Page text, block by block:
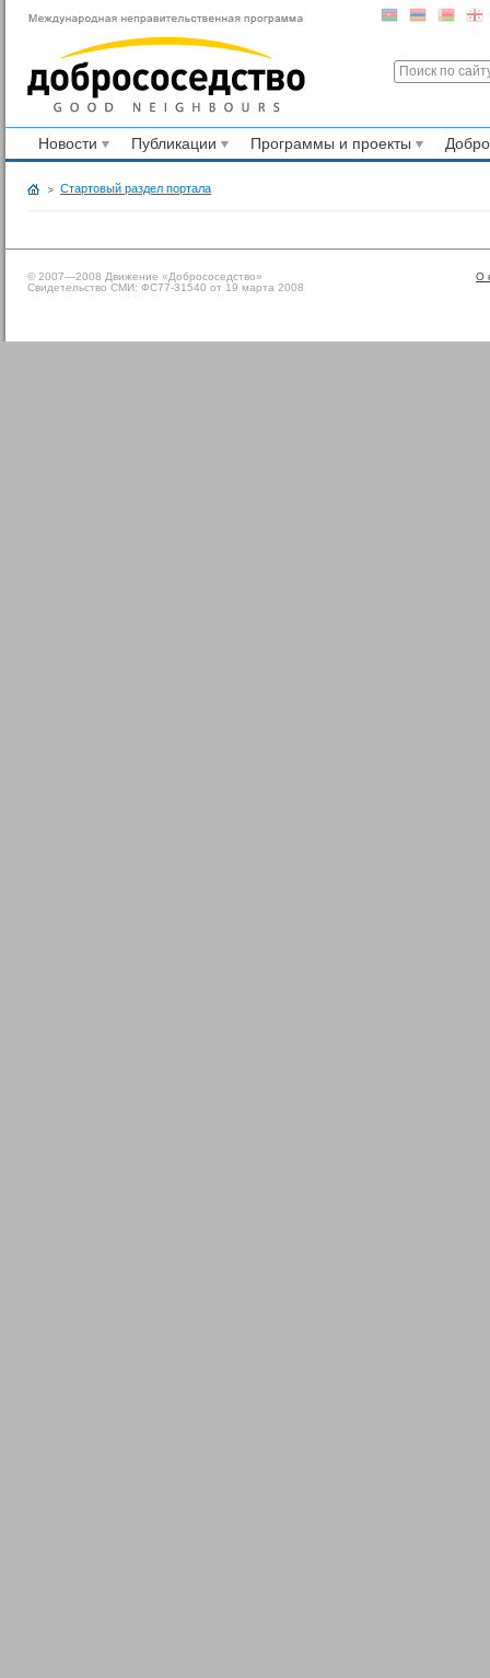
Новости Публикации Программы и проекты
Стартовый раздел портала
О
© 2007—2008 Движение «Добрососедство»
Свидетельство СМИ: ФС77-31540 от 19 марта 2008